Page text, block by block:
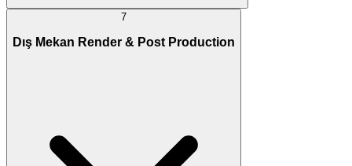
7
Dış Mekan Render & Post Production